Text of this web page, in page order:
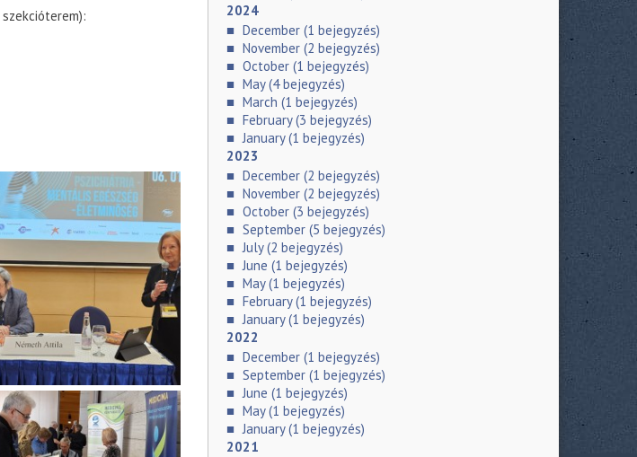
2024
December (1 bejegyzés)
November (2 bejegyzés)
October (1 bejegyzés)
May(4 bejegyzés)
March (1 bejegyzés)
February(3 bejegyzés)
January(1 bejegyzés)
2023
December (2 bejegyzés)
November (2 bejegyzés)
October (3 bejegyzés)
September (5 bejegyzés)
July(2 bejegyzés)
June (1 bejegyzés)
May(1 bejegyzés)
February(1 bejegyzés)
January(1 bejegyzés)
2022
December (1 bejegyzés)
September (1 bejegyzés)
June (1 bejegyzés)
May(1 bejegyzés)
January(1 bejegyzés)
2021